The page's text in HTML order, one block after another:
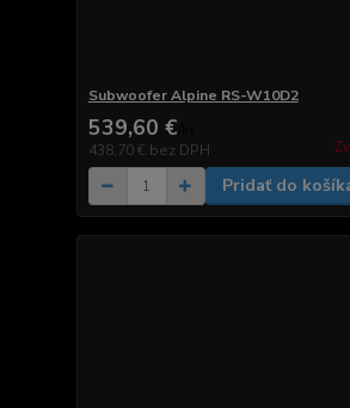
Subwoofer Alpine RS-W10D2
539,60 €
438,70 € bez DPH
Pridať do